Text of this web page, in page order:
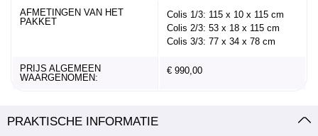
AFMETINGEN VAN HET
PAKKET
Colis 1/3: 115 x 10 x 115 cm
Colis 2/3: 53 x 18 x 115 cm
Colis 3/3: 77 x 34 x 78 cm
PRIJS ALGEMEEN
WAARGENOMEN:
€ 990,00
PRAKTISCHE INFORMATIE